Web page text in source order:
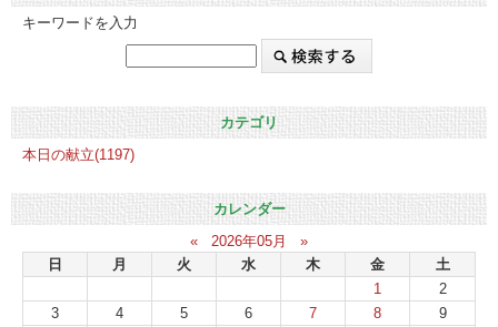
キーワードを入力
カテゴリ
本日の献立(1197)
カレンダー
«
2026年05月
»
日
月 火 水 木 金
土
1
2
3
4 5 6 7 8
9